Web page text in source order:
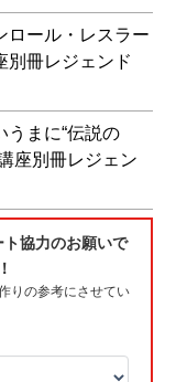
ール・レスラー
冊レジェンド
まに“伝説の
座別冊レジェン